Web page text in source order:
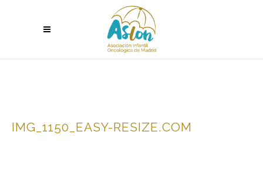
IMG_1150_EASY-RESIZE.COM